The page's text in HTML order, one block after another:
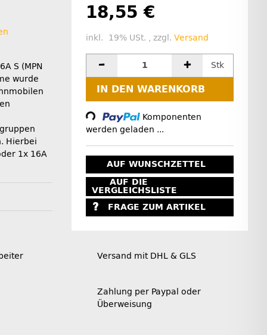
S (MPN
wurde
Hierbei
1x 16A
18,55 €
inkl. 19% USt. , zzgl. Versand
Stk
IN DEN WARENKORB
Loading...
Komponenten
werden geladen ...
AUF WUNSCHZETTEL
AUF DIE
VERGLEICHSLISTE
FRAGE ZUM ARTIKEL
Versand mit DHL & GLS
Zahlung per Paypal oder
Überweisung